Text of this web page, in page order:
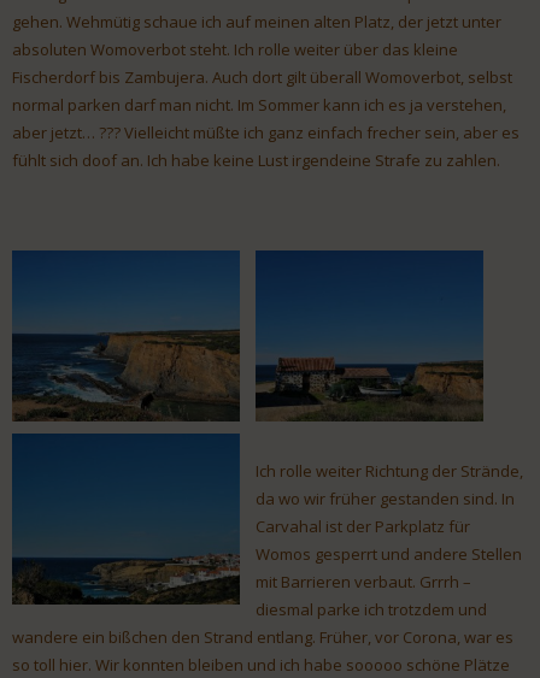
gehen. Wehmütig schaue ich auf meinen alten Platz, der jetzt unter
absoluten Womoverbot steht. Ich rolle weiter über das kleine
Fischerdorf bis Zambujera. Auch dort gilt überall Womoverbot, selbst
normal parken darf man nicht. Im Sommer kann ich es ja verstehen,
aber jetzt… ??? Vielleicht müßte ich ganz einfach frecher sein, aber es
fühlt sich doof an. Ich habe keine Lust irgendeine Strafe zu zahlen.
Ich rolle weiter Richtung der Strände,
da wo wir früher gestanden sind. In
Carvahal ist der Parkplatz für
Womos gesperrt und andere Stellen
mit Barrieren verbaut. Grrrh –
diesmal parke ich trotzdem und
wandere ein bißchen den Strand entlang. Früher, vor Corona, war es
so toll hier. Wir konnten bleiben und ich habe sooooo schöne Plätze